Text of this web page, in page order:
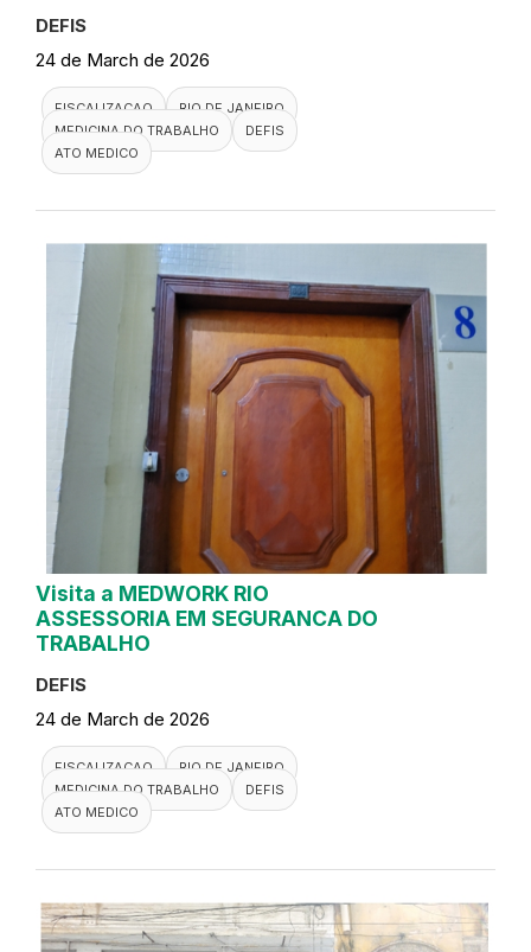
DEFIS
24 de March de 2026
FISCALIZACAO
RIO DE JANEIRO
MEDICINA DO TRABALHO
DEFIS
ATO MEDICO
Visita a MEDWORK RIO
ASSESSORIA EM SEGURANCA DO
TRABALHO
DEFIS
24 de March de 2026
FISCALIZACAO
RIO DE JANEIRO
MEDICINA DO TRABALHO
DEFIS
ATO MEDICO